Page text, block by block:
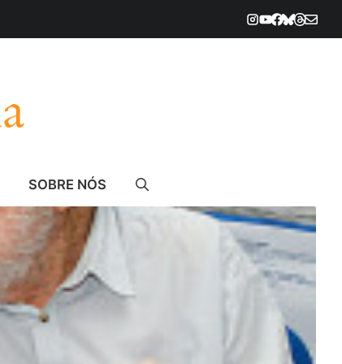
SOBRE NÓS